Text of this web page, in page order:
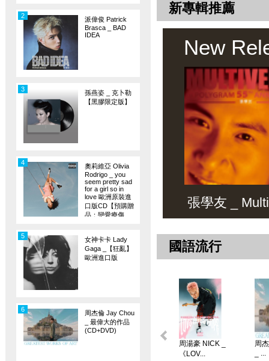
派偉俊 Patrick
Brasca _ BAD
IDEA
2
孫燕姿 _ 克卜勒
【黑膠限定版】
3
奧莉維亞 Olivia
Rodrigo _ you
seem pretty sad
for a girl so in
love 歐洲原裝進
口版CD【預購贈
品：戀愛療傷
4
女神卡卡 Lady
Gaga _【狂亂】
歐洲進口版
5
周杰倫 Jay Chou
_ 最偉大的作品
(CD+DVD)
6
新專輯推薦
New
張學友 _
國語流行
周湯豪 NICK _
《LOV...
周
_ ...